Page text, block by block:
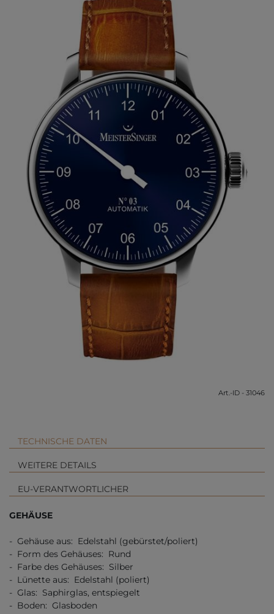
Art.-ID - 31046
TECHNISCHE DATEN
WEITERE DETAILS
EU-VERANTWORTLICHER
GEHÄUSE
- Gehäuse aus: Edelstahl (gebürstet/poliert)
- Form des Gehäuses: Rund
- Farbe des Gehäuses: Silber
- Lünette aus: Edelstahl (poliert)
- Glas: Saphirglas, entspiegelt
- Boden: Glasboden